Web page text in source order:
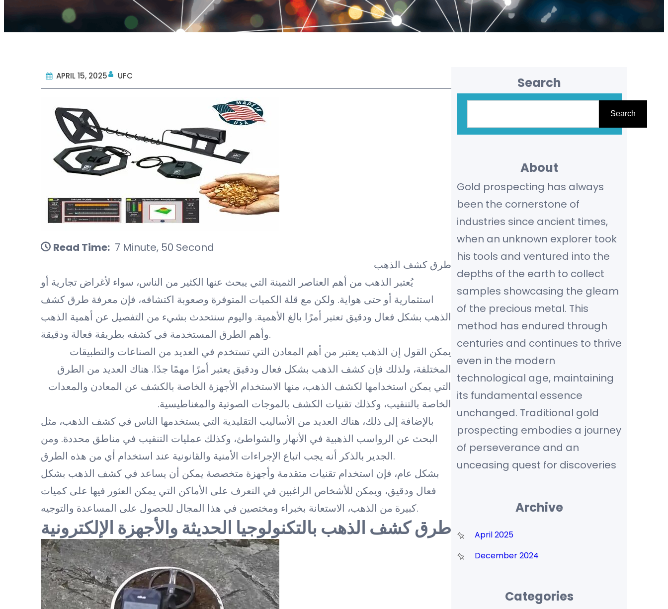
APRIL 15, 2025 UFC
Read Time: 7 Minute, 50 Second
طرق كشف الذهب
يُعتبر الذهب من أهم العناصر الثمينة التي يبحث عنها الكثير من الناس، سواء لأغراض تجارية أو
استثمارية أو حتى هواية. ولكن مع قلة الكميات المتوفرة وصعوبة اكتشافه، فإن معرفة طرق كشف
الذهب بشكل فعال ودقيق تعتبر أمرًا بالغ الأهمية. واليوم سنتحدث بشيء من التفصيل عن أهمية الذهب
وأهم الطرق المستخدمة في كشفه بطريقة فعالة ودقيقة.
يمكن القول إن الذهب يعتبر من أهم المعادن التي تستخدم في العديد من الصناعات والتطبيقات
المختلفة، ولذلك فإن كشف الذهب بشكل فعال ودقيق يعتبر أمرًا مهمًا جدًا. هناك العديد من الطرق
التي يمكن استخدامها لكشف الذهب، منها الاستخدام الأجهزة الخاصة بالكشف عن المعادن والمعدات
الخاصة بالتنقيب، وكذلك تقنيات الكشف بالموجات الصوتية والمغناطيسية.
بالإضافة إلى ذلك، هناك العديد من الأساليب التقليدية التي يستخدمها الناس في كشف الذهب، مثل
البحث عن الرواسب الذهبية في الأنهار والشواطئ، وكذلك عمليات التنقيب في مناطق محددة. ومن
الجدير بالذكر أنه يجب اتباع الإجراءات الأمنية والقانونية عند استخدام أي من هذه الطرق.
بشكل عام، فإن استخدام تقنيات متقدمة وأجهزة متخصصة يمكن أن يساعد في كشف الذهب بشكل
فعال ودقيق، ويمكن للأشخاص الراغبين في التعرف على الأماكن التي يمكن العثور فيها على كميات
كبيرة من الذهب، الاستعانة بخبراء ومختصين في هذا المجال للحصول على المساعدة والتوجيه.
طرق كشف الذهب بالتكنولوجيا الحديثة والأجهزة الإلكترونية
Search
a
h
Search
About
Gold prospecting has always
been the cornerstone of
industries since ancient times,
when an unknown explorer took
his tools and ventured into the
depths of the earth to collect
samples showcasing the gleam
of the precious metal. This
method has endured through
centuries and continues to thrive
even in the modern
technological age, maintaining
its fundamental essence
unchanged. Traditional gold
prospecting embodies a journey
of perseverance and an
unceasing quest for discoveries
Archive
April 2025
December 2024
Categories